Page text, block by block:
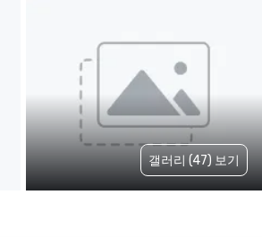
갤러리 (47) 보기